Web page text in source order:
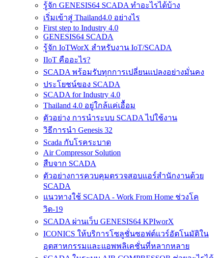
รู้จัก GENESIS64 SCADA ทำอะไรได้บ้าง
เริ่มเข้าสู่ Thailand4.0 อย่างไร
First step to Industry 4.0
GENESIS64 SCADA
รู้จัก IoTWorX สำหรับงาน IoT/SCADA
IIoT คืออะไร?
SCADA พร้อมรับทุกการเปลี่ยนแปลงอย่างมั่นคง
ประโยชน์ของ SCADA
SCADA for Industry 4.0
Thailand 4.0 อยู่ใกล้แค่เอื้อม
ตัวอย่าง การนำระบบ SCADA ไปใช้งาน
วิธีการนำ Genesis 32
Scada กับโรคระบาด
Air Compressor Solution
สืบจาก SCADA
ตัวอย่างการควบคุมตรวจสอบแอร์สำนักงานด้วย
SCADA
แนวทางใช้ SCADA - Work From Home ช่วงโค
วิด-19
SCADA ผ่านเว็บ GENESIS64 KPIworX
ICONICS ให้บริการโซลูชั่นซอฟต์แวร์อัตโนมัติใน
อุตสาหกรรมและแอพพลิเคชั่นที่หลากหลาย